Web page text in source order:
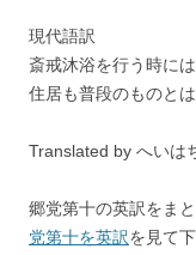
現代語訳
斎戒沐浴を行う時に
住居も普段のものと
Translated by へいは
郷党第十の英訳をま
党第十を英訳を見て下